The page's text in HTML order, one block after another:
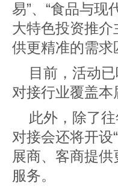
易”、“食品与现
大特色投资推
供更精准的需
目前，活动
对接行业覆盖
此外，除了
对接会还将开设
展商、客商提
服务。